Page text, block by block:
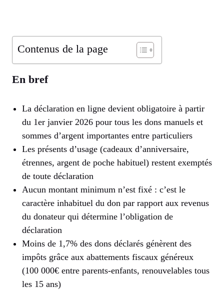
Contenus de la page
En bref
La déclaration en ligne devient obligatoire à partir
du 1er janvier 2026 pour tous les dons manuels et
sommes d’argent importantes entre particuliers
Les présents d’usage (cadeaux d’anniversaire,
étrennes, argent de poche habituel) restent exemptés
de toute déclaration
Aucun montant minimum n’est fixé : c’est le
caractère inhabituel du don par rapport aux revenus
du donateur qui détermine l’obligation de
déclaration
Moins de 1,7% des dons déclarés génèrent des
impôts grâce aux abattements fiscaux généreux
(100 000€ entre parents-enfants, renouvelables tous
les 15 ans)